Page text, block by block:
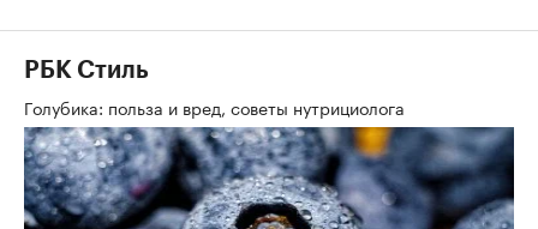
РБК Стиль
Голубика: польза и вред, советы нутрициолога